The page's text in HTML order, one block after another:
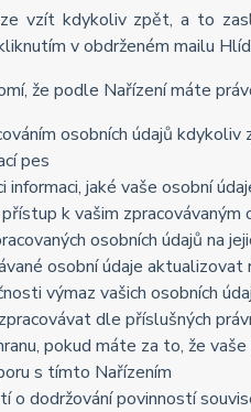
vzít kdykoliv zpět, a to
v obdrženém mailu
že podle Nařízení máte
osobních údajů
pes
jaké vaše osobní
k vašim zpracovávaným
osobních údajů na
osobní údaje
výmaz vašich osobních
dle příslušných
pokud máte za to, že
s tímto Nařízením
o dodržování povinností